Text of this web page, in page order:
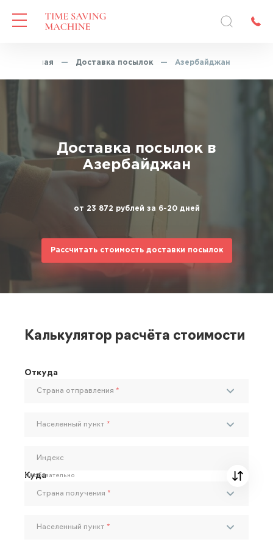
Главная — Доставка посылок — Азербайджан
Доставка посылок в
Азербайджан
от 23 872 рублей за 6-20 дней
Рассчитать стоимость доставки посылок
Калькулятор расчёта стоимости
Откуда
Страна отправления *
Населенный пункт *
Индекс
Необязательно
Куда
Страна получения *
Населенный пункт *